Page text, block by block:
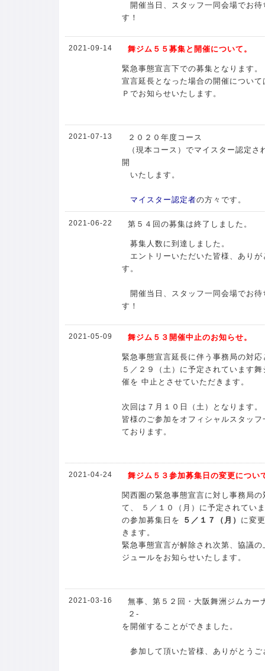
開催当日、スタッフ一同会場でお待
す！
2021-09-14 舞ジム５５募集と開催について。
緊急事態宣言下での募集となります。
宣言延長となった場合の開催につい
Ｐでお知らせいたします。
2021-07-13
２０２０年度コース
（現本コース）でマイスター認定さ
開
いたします。
マイスター認定者の方々です。
2021-06-22 第５４回の募集は終了しました。
募集人数に到達しました。
エントリーいただいた皆様、ありが
す。
開催当日、スタッフ一同会場でお待
す！
2021-05-09 舞ジム５３開催中止のお知らせ。
緊急事態宣言延長に伴う事務局の対
５／２９（土）に予定されています
催を 中止とさせていただきます。
次回は７月１０日（土）となります。
皆様のご参加をオフィシャルスタッ
ております。
2021-04-24 舞ジム５３参加募集日の変更につい
関西圏の緊急事態宣言に対し事務局
て、 ５／１０（月）に予定されてい
の参加募集日を
５／１７（月） に変
きます。
緊急事態宣言が解除され次第、協議
ジュールをお知らせいたします。
2021-03-16
無事、第５２回・大阪舞洲ジムカー
２-
を開催することができました。
参加して頂いた皆様、ありがとうご